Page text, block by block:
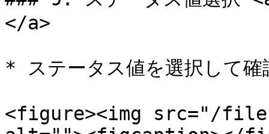
</a>
* ステータス値を選択して確
<figure><img src="/files/